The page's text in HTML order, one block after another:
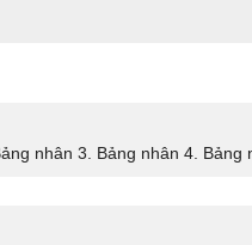
nhân 3. Bảng nhân 4. Bảng